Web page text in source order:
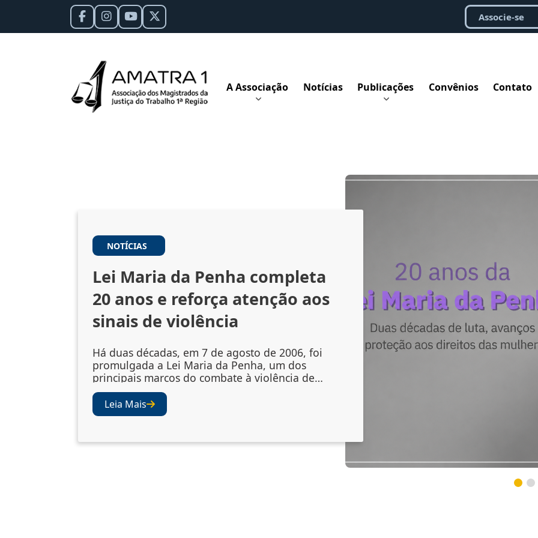
Associe-se
A Associação Notícias Publicações Convênios Contato
NOTÍCIAS
Lei Maria da Penha completa
20 anos e reforça atenção aos
sinais de violência
Há duas décadas, em 7 de agosto de 2006, foi
promulgada a Lei Maria da Penha, um dos
principais marcos do combate à violência de
gênero no Brasil. A legislação ampliou os
mecanismos de prevenção, acolhimento das
vítimas e punição dos agressores, mas também
para a importância de se atentar aos sinais de
Leia Mais